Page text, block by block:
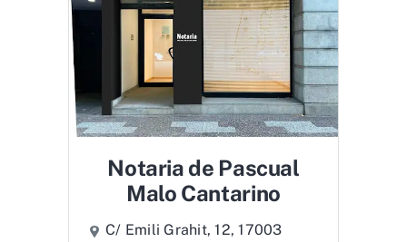
Notaria de Pascual
Malo Cantarino
C/ Emili Grahit, 12, 17003